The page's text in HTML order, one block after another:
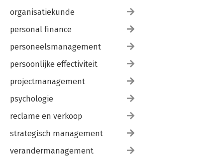
organisatiekunde
personal finance
personeelsmanagement
persoonlijke effectiviteit
projectmanagement
psychologie
reclame en verkoop
strategisch management
verandermanagement